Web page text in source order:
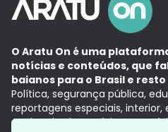
O Aratu On é uma
notícias e conteúdos, que
baianos para o Brasil e
Política, segurança pública,
reportagens especiais,
Aqui, tudo vira notícia e a